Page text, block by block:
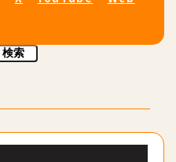
検索